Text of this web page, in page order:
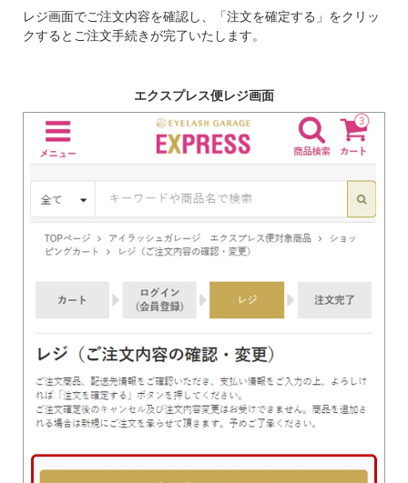
レジ画面でご注文内容を確認し、「注文を確定する」をクリッ
クするとご注文手続きが完了いたします。
エクスプレス便レジ画面